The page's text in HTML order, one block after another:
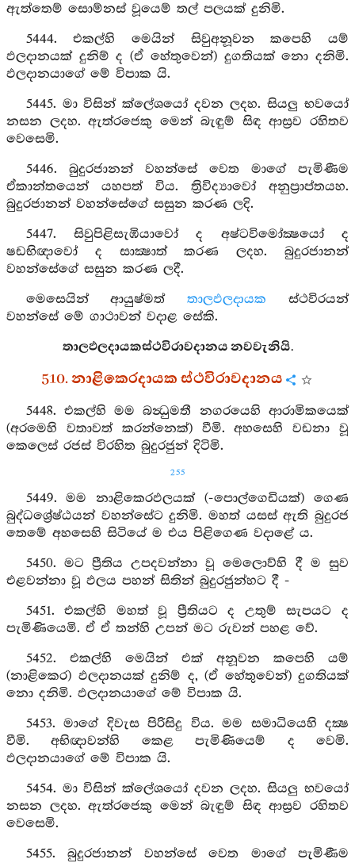
ඇත්තෙම් සොම්නස් වූයෙම් තල් පලයක් දුනිමි.
5444. එකල්හි මෙයින් සිවුඅනූවන කපෙහි යම්
ඵලදානයක් දුනිම් ද (ඒ හේතුවෙන්) දුගතියක් නො දනිමි.
ඵලදානයාගේ මේ විපාක යි.
5445. මා විසින් ක්ලේශයෝ දවන ලදහ. සියලු භවයෝ
නසන ලදහ. ඇත්රජෙකු මෙන් බැඳුම් සිඳ ආස්‍රව රහිතව
වෙසෙමි.
5446. බුදුරජානන් වහන්සේ වෙත මාගේ පැමිණීම
ඒකාන්තයෙන් යහපත් විය. ත්‍රිවිද්‍යාවෝ අනුප්‍රාප්තයහ.
බුදුරජානන් වහන්සේගේ සසුන කරණ ලදි.
5447. සිවුපිළිසැඹියාවෝ ද අෂ්ටවිමෝක්‍ෂයෝ ද
ෂඩභිඥාවෝ ද සාක්‍ෂාත් කරණ ලදහ. බුදුරජානන්
වහන්සේගේ සසුන කරණ ලදී.
මෙසෙයින් ආයුෂ්මත්තාලඵලදායක ස්ථවිරයන්
වහන්සේ මේ ගාථාවන් වදාළ සේකි.
තාලඵලදායකස්ථවිරාවදානය නවවැනියි.
510. නාළිකෙරදායක ස්ථවිරාවදානය
5448. එකල්හි මම බන්‍ධුමතී නගරයෙහි ආරාමිකයෙක්
(අරමෙහි වතාවත් කරන්නෙක්) වීමි. අහසෙහි වඩනා වූ
කෙලෙස් රජස් විරහිත බුදුරජුන් දිටිමි.
255
5449. මම නාළිකෙරඵලයක් (-පොල්ගෙඩියක්) ගෙණ
බුද්ධශ්‍රේෂ්ඨයන් වහන්සේට දුනිමි. මහත් යසස් ඇති බුදුරජ
තෙමේ අහසෙහි සිටියේ ම එය පිළිගෙණ වදාළේ ය.
5450. මට ප්‍රීතිය උපදවන්නා වූ මෙලොව්හි දී ම සුව
එළවන්නා වූ ඵලය පහන් සිතින් බුදුරජුන්හට දී -
5451. එකල්හි මහත් වූ ප්‍රීතියට ද උතුම් සැපයට ද
පැමිණියෙමි. ඒ ඒ තන්හි උපන් මට රුවන් පහළ වේ.
5452. එකල්හි මෙයින් එක් අනූවන කපෙහි යම්
(නාළිකෙර) ඵලදානයක් දුනිම් ද, (ඒ හේතුවෙන්) දුගතියක්
නො දනිමි. ඵලදානයාගේ මේ විපාක යි.
5453. මාගේ දිවැස පිරිසිදු විය. මම සමාධියෙහි දක්‍ෂ
වීමි. අභිඥාවන්හි කෙළ පැමිණියෙම් ද වෙමි.
ඵලදානයාගේ මේ විපාක යි.
5454. මා විසින් ක්ලේශයෝ දවන ලදහ. සියලු භවයෝ
නසන ලදහ. ඇත්රජෙකු මෙන් බැඳුම් සිඳ ආස්‍රව රහිතව
වෙසෙමි.
5455. බුදුරජානන් වහන්සේ වෙත මාගේ පැමිණීම